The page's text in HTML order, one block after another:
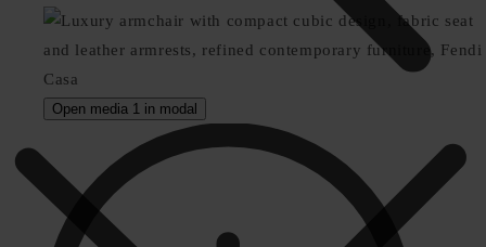
Open media 1 in modal